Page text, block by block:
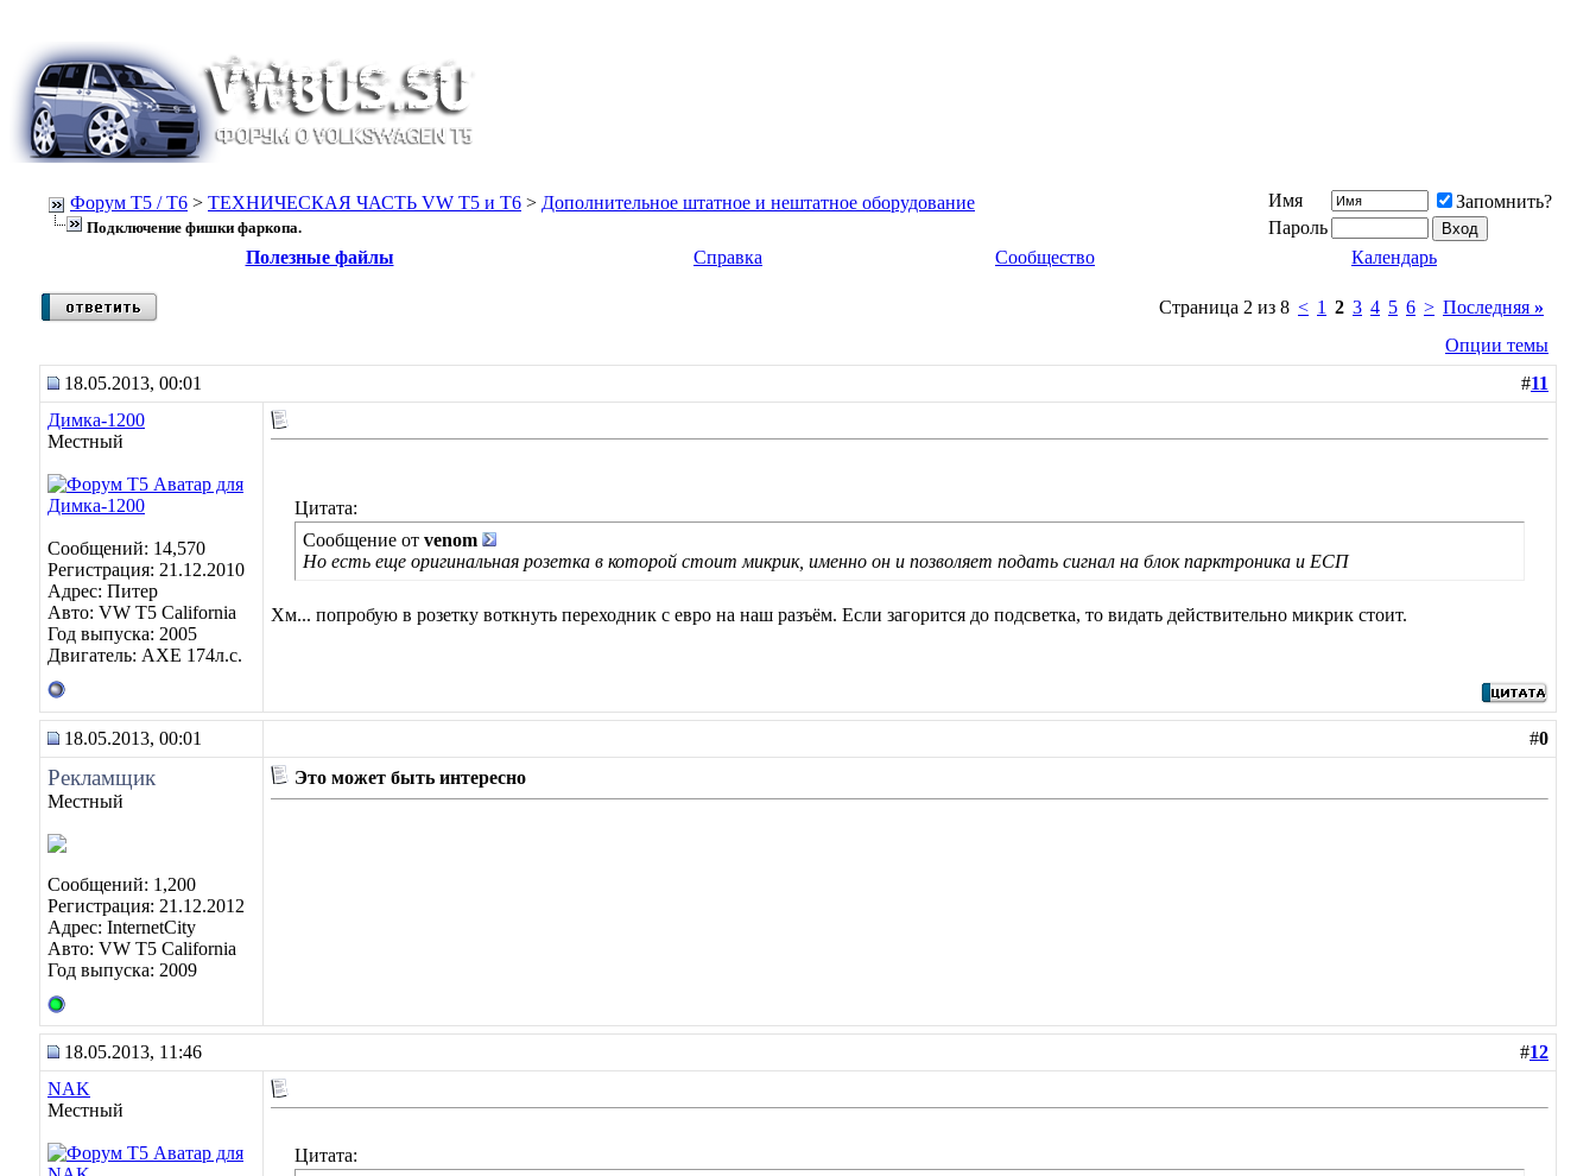
Форум Т5 / T6 > ТЕХНИЧЕСКАЯ ЧАСТЬ VW T5 и T6 > Дополнительное штатное и нештатное оборудование
Подключение фишки фаркопа.
Имя
Запомнить?
Пароль
Полезные файлы
Справка Сообщество Календарь
Страница 2 из 8 < 1 2 3 4 5 6 > Последняя »
Опции темы
18.05.2013, 00:01
#11
Димка-1200
Местный
Сообщений: 14,570
Регистрация: 21.12.2010
Адрес: Питер
Авто: VW T5 California
Год выпуска: 2005
Двигатель: AXE 174л.с.
Цитата:
Сообщение от venom
Но есть еще оригинальная розетка в которой стоит микрик, именно он и позволяет подать сигнал на блок парктроника и ЕСП
Хм... попробую в розетку воткнуть переходник с евро на наш разъём. Если загорится до подсветка, то видать действительно микрик стоит.
18.05.2013, 00:01 #0
Рекламщик
Местный
Сообщений: 1,200
Регистрация: 21.12.2012
Адрес: InternetCity
Авто: VW T5 California
Год выпуска: 2009
Это может быть интересно
18.05.2013, 11:46 #12
NAK
Местный
Цитата: